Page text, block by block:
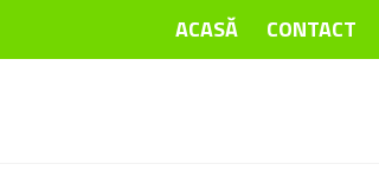
ACASĂ CONTACT